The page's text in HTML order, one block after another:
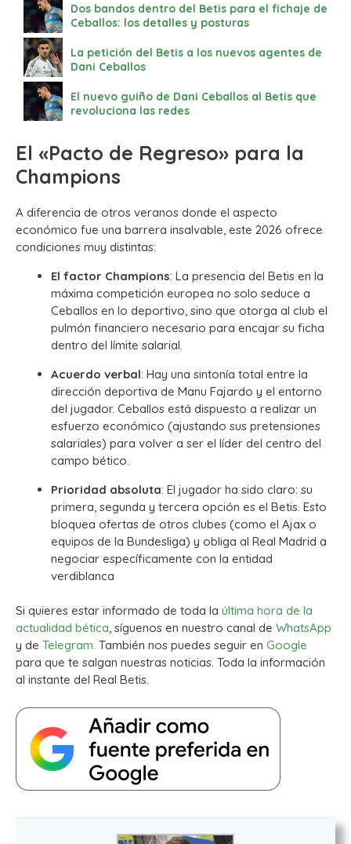
Dos bandos dentro del Betis para el fichaje de
Ceballos: los detalles y posturas
La petición del Betis a los nuevos agentes de
Dani Ceballos
El nuevo guiño de Dani Ceballos al Betis que
revoluciona las redes
El «Pacto de Regreso» para la
Champions
A diferencia de otros veranos donde el aspecto
económico fue una barrera insalvable, este 2026 ofrece
condiciones muy distintas:
El factor Champions: La presencia del Betis en la
máxima competición europea no solo seduce a
Ceballos en lo deportivo, sino que otorga al club el
pulmón financiero necesario para encajar su ficha
dentro del límite salarial.
Acuerdo verbal: Hay una sintonía total entre la
dirección deportiva de Manu Fajardo y el entorno
del jugador. Ceballos está dispuesto a realizar un
esfuerzo económico (ajustando sus pretensiones
salariales) para volver a ser el líder del centro del
campo bético.
Prioridad absoluta: El jugador ha sido claro: su
primera, segunda y tercera opción es el Betis. Esto
bloquea ofertas de otros clubes (como el Ajax o
equipos de la Bundesliga) y obliga al Real Madrid a
negociar específicamente con la entidad
verdiblanca
Si quieres estar informado de toda la última hora de la
actualidad bética, síguenos en nuestro canal de WhatsApp
y de Telegram. También nos puedes seguir en Google
para que te salgan nuestras noticias. Toda la información
al instante del Real Betis.